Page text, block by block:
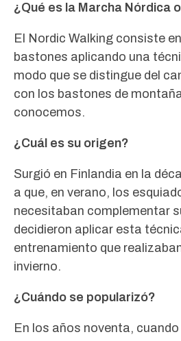
¿Qué es la Marcha Nórdica
El Nordic Walking consiste
bastones aplicando una
modo que se distingue del
con los bastones de
conocemos.
¿Cuál es su origen?
Surgió en Finlandia en la
a que, en verano, los
necesitaban complementar
decidieron aplicar esta
entrenamiento que
invierno.
¿Cuándo se popularizó?
En los años noventa,